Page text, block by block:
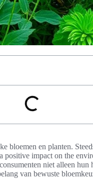
bloemen en planten.
positive impact on the
niet alleen
van bewuste